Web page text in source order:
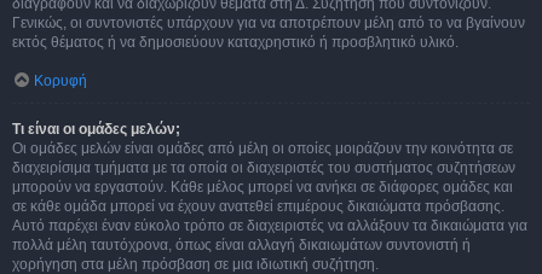
διαγράφουν και να διαχωρίζουν θέματα στη Δ. Συζήτηση που συντονίζουν.
Γενικώς, οι συντονιστές υπάρχουν για να αποτρέπουν μέλη από το να βγαίνουν
εκτός θέματος ή να δημοσιεύουν καταχρηστικό ή προσβλητικό υλικό.
Κορυφή
Τι είναι οι ομάδες μελών;
Οι ομάδες μελών είναι ομάδες από μέλη οι οποίες μοιράζουν την κοινότητα σε
διαχειρίσιμα τμήματα με τα οποία οι διαχειριστές του συστήματος συζητήσεων
μπορούν να εργαστούν. Κάθε μέλος μπορεί να ανήκει σε διάφορες ομάδες και
σε κάθε ομάδα μπορεί να έχουν ανατεθεί επιμέρους δικαιώματα πρόσβασης.
Αυτό παρέχει έναν εύκολο τρόπο σε διαχειριστές να αλλάξουν τα δικαιώματα για
πολλά μέλη ταυτόχρονα, όπως είναι αλλαγή δικαιωμάτων συντονιστή ή
χορήγηση στα μέλη πρόσβαση σε μια ιδιωτική συζήτηση.